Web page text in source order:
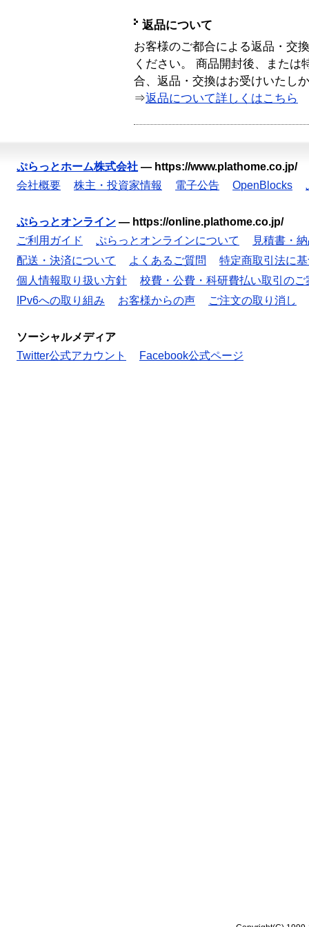
返品について
お客様のご都合による返品・交
ください。 商品開封後、または
合、返品・交換はお受けいたし
⇒返品について詳しくはこちら
ぷらっとホーム株式会社 — https://www.plathome.co.jp/
会社概要
株主・投資家情報 電子公告 OpenBlocks
ぷらっとオンライン — https://online.plathome.co.jp/
ご利用ガイド
ぷらっとオンラインについて
見積書・
配送・決済について
よくあるご質問
特定商取引法に
個人情報取り扱い方針
校費・公費・科研費払い取引のご
IPv6への取り組み
お客様からの声 ご注文の取り消し
ソーシャルメディア
Twitter公式アカウント
Facebook公式ページ